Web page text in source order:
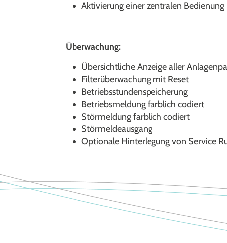
Aktivierung einer zentralen
Überwachung:
Übersichtliche Anzeige aller
Filterüberwachung mit Reset
Betriebsstundenspeicherung
Betriebsmeldung farblich codiert
Störmeldung farblich codiert
Störmeldeausgang
Optionale Hinterlegung von Service